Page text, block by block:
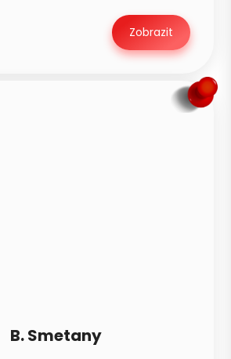
Zobrazit
B. Smetany